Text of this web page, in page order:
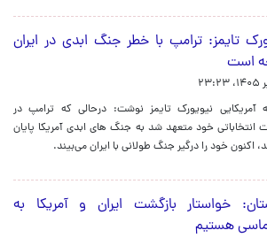
تایمز: ترامپ با خطر جنگ ابدی در ایران
است
آمریکایی نیویورک تایمز نوشت: درحالی که ترامپ در
انتخاباتی خود متعهد شد به جنگ های ابدی آمریکا پایان
اکنون خود را درگیر جنگ طولانی با ایران می‌بیند.
خواستار بازگشت ایران و آمریکا به
هستیم